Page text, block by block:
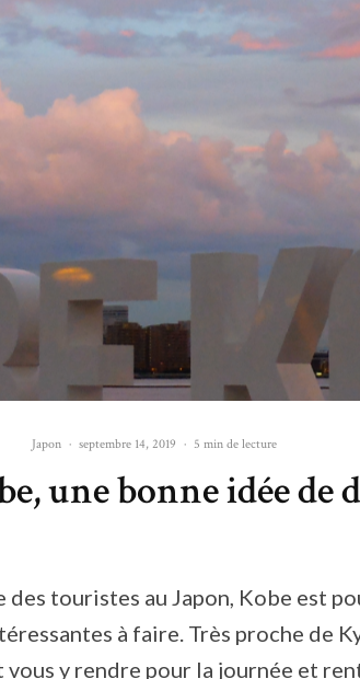
Japon · septembre 14, 2019 · 5 min de lecture
une bonne idée de
des touristes au Japon, Kobe est
à faire. Très proche de
y rendre pour la journée et